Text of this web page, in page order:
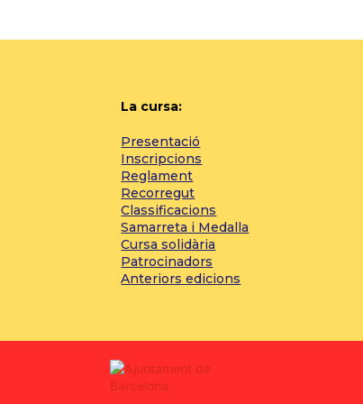
La cursa:
Presentació
Inscripcions
Reglament
Recorregut
Classificacions
Samarreta i Medalla
Cursa solidària
Patrocinadors
Anteriors edicions